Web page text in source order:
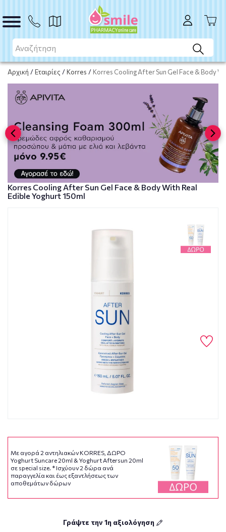
Αρχική /Εταιρίες /Korres / Korres Cooling After Sun Gel Face & Body
Το προϊόν εξαντλήθηκε
Μη διαθέσιμο
Korres Cooling After Sun Gel Face & Body With Real
Edible Yoghurt 150ml
Με αγορά 2 αντηλιακών KORRES, ΔΩΡΟ
Yoghurt Suncare 20ml & Yoghurt Aftersun 20ml
σε special size. * Ισχύoυν 2 δώρα ανά
παραγγελία και έως εξαντλήσεως των
αποθεμάτων δώρων
Γράψτε την 1η αξιολόγηση